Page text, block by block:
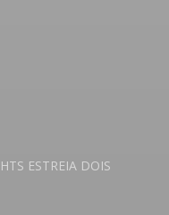
ESTREIA DOIS